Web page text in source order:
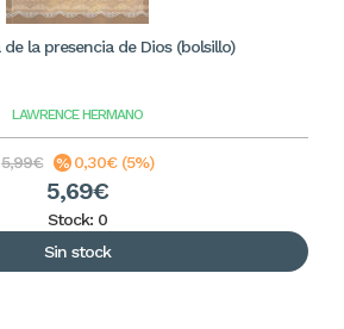
la presencia de Dios (bolsillo)
LAWRENCE HERMANO
5,99€ 0,30€ (5%)
5,69€
Stock: 0
Sin stock